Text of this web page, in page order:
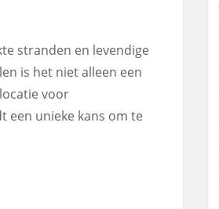
stranden en levendige
is het niet alleen een
voor
een unieke kans om te